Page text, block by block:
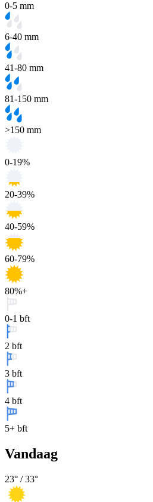
0-5 mm
6-40 mm
41-80 mm
81-150 mm
>150 mm
0-19%
20-39%
40-59%
60-79%
80%+
0-1 bft
2 bft
3 bft
4 bft
5+ bft
Vandaag
23° /33°